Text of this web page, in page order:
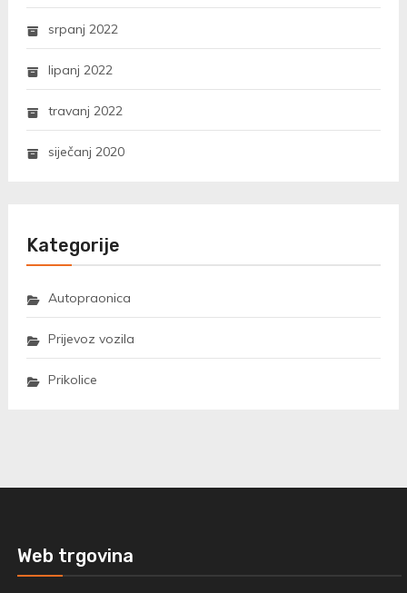
srpanj 2022
lipanj 2022
travanj 2022
siječanj 2020
Kategorije
Autopraonica
Prijevoz vozila
Prikolice
Web trgovina